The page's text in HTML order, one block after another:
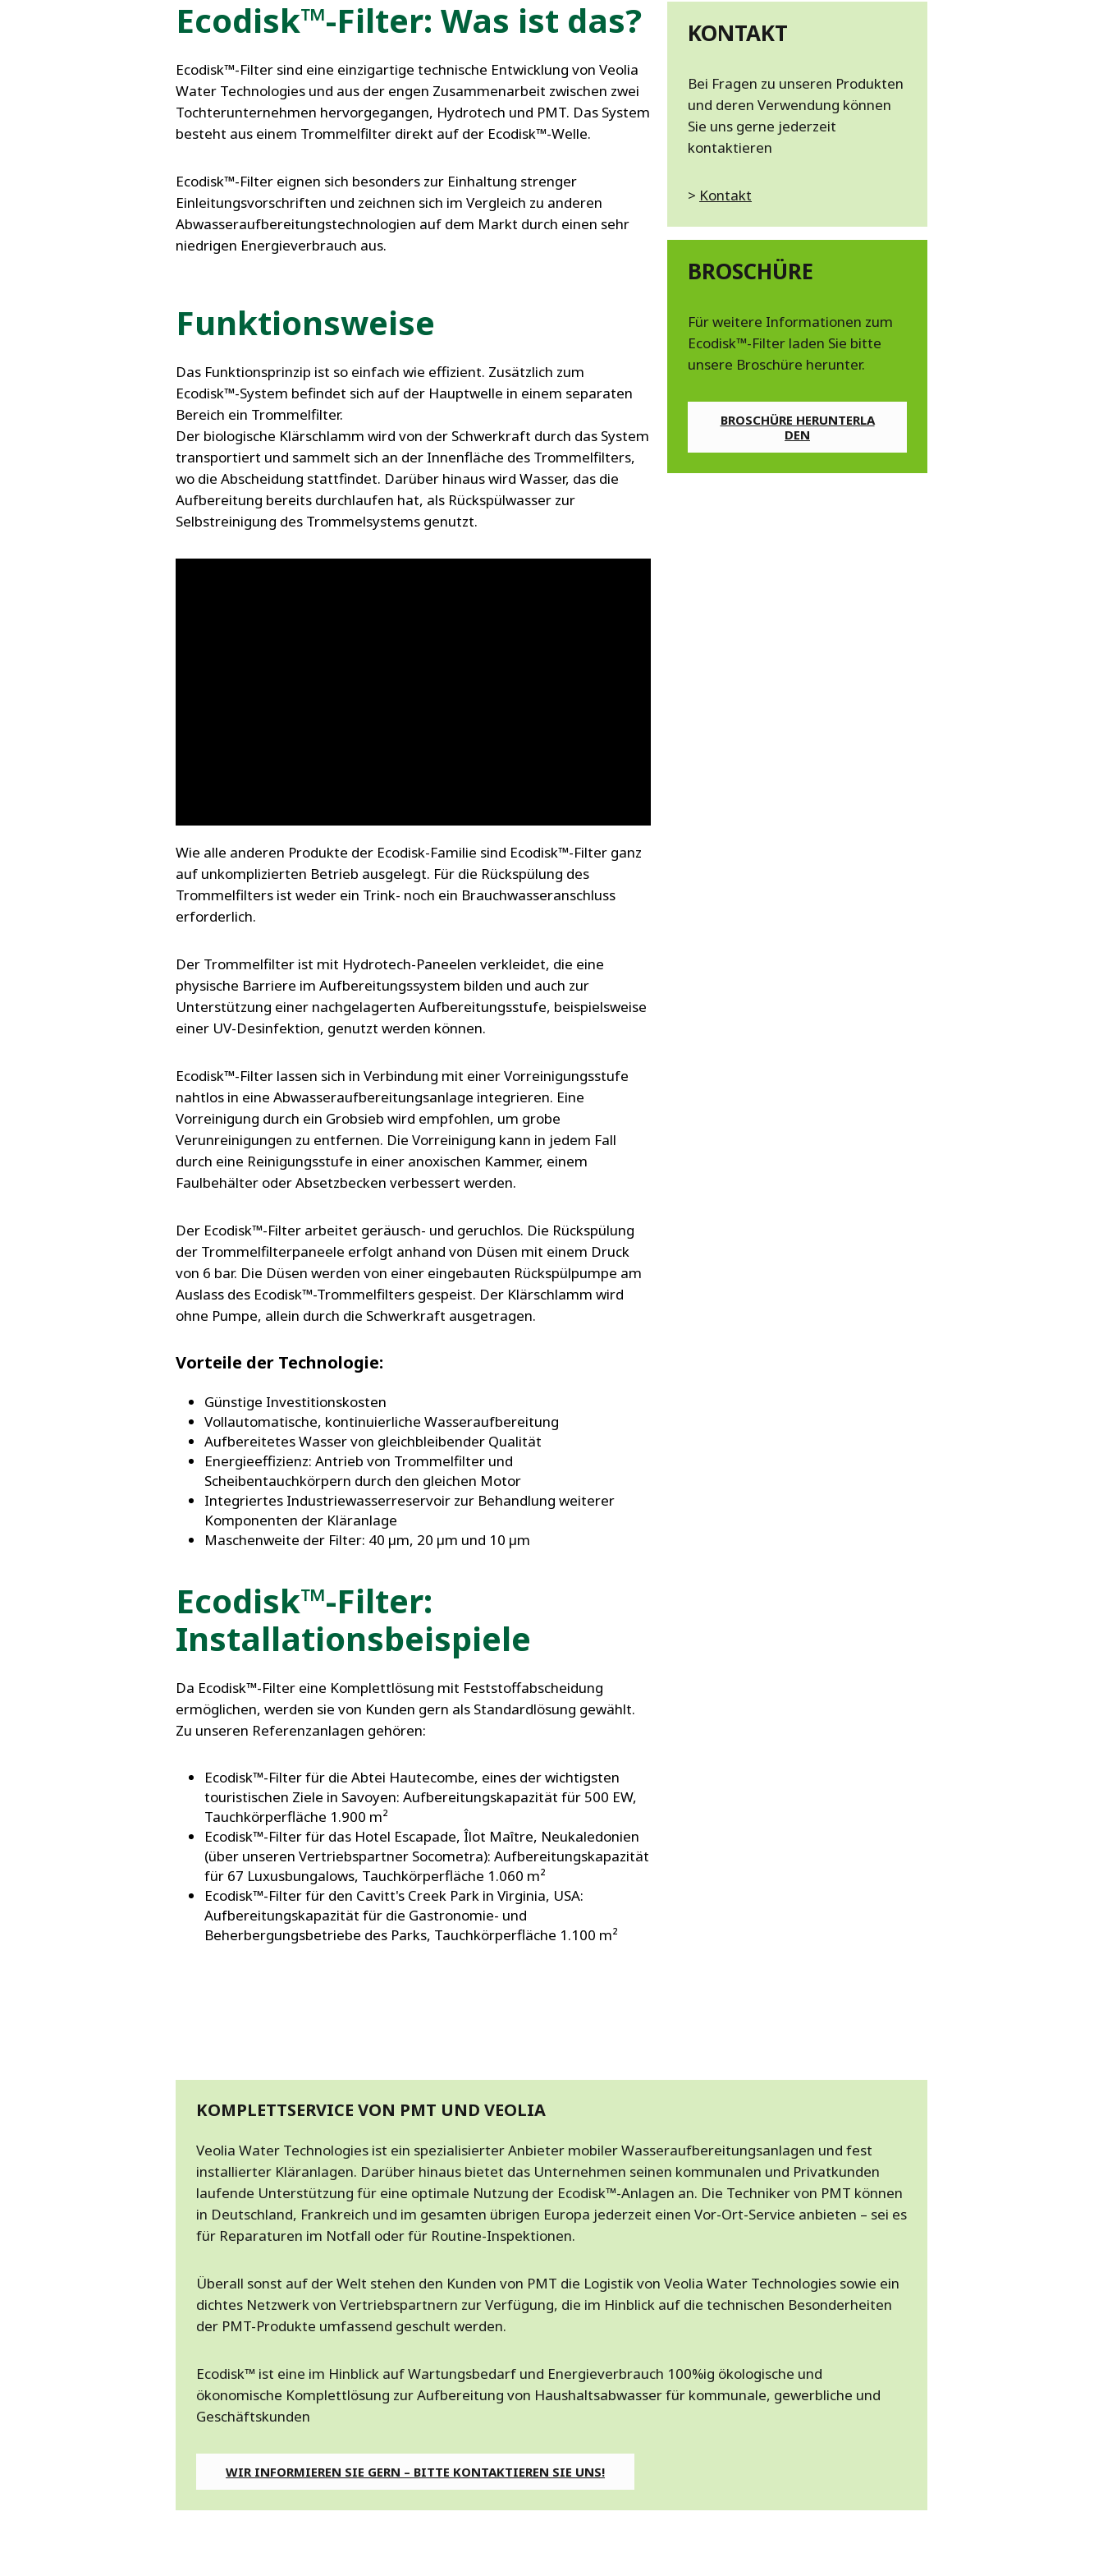
IRELAND
LATIN AMERICA
MIDDLE-EAST
NEDERLAND
NORGE
POLSKA
SOUTH EAST ASIA
SVERIGE
UNITED KINGDOM
OTV
SIDEM
WESTGARTH
WHITTIER
Ecodisk™-Filter: Was ist das?
Ecodisk™-Filter sind eine einzigartige technische Entwicklung von Veolia
Water Technologies und aus der engen Zusammenarbeit zwischen zwei
Tochterunternehmen hervorgegangen, Hydrotech und PMT. Das System
besteht aus einem Trommelfilter direkt auf der Ecodisk™-Welle.
Ecodisk™-Filter eignen sich besonders zur Einhaltung strenger
Einleitungsvorschriften und zeichnen sich im Vergleich zu anderen
Abwasseraufbereitungstechnologien auf dem Markt durch einen sehr
niedrigen Energieverbrauch aus.
Funktionsweise
Das Funktionsprinzip ist so einfach wie effizient. Zusätzlich zum
Ecodisk™-System befindet sich auf der Hauptwelle in einem separaten
Bereich ein Trommelfilter.
Der biologische Klärschlamm wird von der Schwerkraft durch das System
transportiert und sammelt sich an der Innenfläche des Trommelfilters,
wo die Abscheidung stattfindet. Darüber hinaus wird Wasser, das die
Aufbereitung bereits durchlaufen hat, als Rückspülwasser zur
Selbstreinigung des Trommelsystems genutzt.
Wie alle anderen Produkte der Ecodisk-Familie sind Ecodisk™-Filter ganz
auf unkomplizierten Betrieb ausgelegt. Für die Rückspülung des
Trommelfilters ist weder ein Trink- noch ein Brauchwasseranschluss
erforderlich.
Der Trommelfilter ist mit Hydrotech-Paneelen verkleidet, die eine
physische Barriere im Aufbereitungssystem bilden und auch zur
Unterstützung einer nachgelagerten Aufbereitungsstufe, beispielsweise
einer UV-Desinfektion, genutzt werden können.
Ecodisk™-Filter lassen sich in Verbindung mit einer Vorreinigungsstufe
nahtlos in eine Abwasseraufbereitungsanlage integrieren. Eine
Vorreinigung durch ein Grobsieb wird empfohlen, um grobe
Verunreinigungen zu entfernen. Die Vorreinigung kann in jedem Fall
durch eine Reinigungsstufe in einer anoxischen Kammer, einem
Faulbehälter oder Absetzbecken verbessert werden.
Der Ecodisk™-Filter arbeitet geräusch- und geruchlos. Die Rückspülung
der Trommelfilterpaneele erfolgt anhand von Düsen mit einem Druck
von 6 bar. Die Düsen werden von einer eingebauten Rückspülpumpe am
Auslass des Ecodisk™-Trommelfilters gespeist. Der Klärschlamm wird
ohne Pumpe, allein durch die Schwerkraft ausgetragen.
Vorteile der Technologie:
Günstige Investitionskosten
Vollautomatische, kontinuierliche Wasseraufbereitung
Aufbereitetes Wasser von gleichbleibender Qualität
Energieeffizienz: Antrieb von Trommelfilter und
Scheibentauchkörpern durch den gleichen Motor
Integriertes Industriewasserreservoir zur Behandlung weiterer
Komponenten der Kläranlage
Maschenweite der Filter: 40 µm, 20 µm und 10 µm
Ecodisk™-Filter:
Installationsbeispiele
Da Ecodisk™-Filter eine Komplettlösung mit Feststoffabscheidung
ermöglichen, werden sie von Kunden gern als Standardlösung gewählt.
Zu unseren Referenzanlagen gehören:
Ecodisk™-Filter für die Abtei Hautecombe, eines der wichtigsten
touristischen Ziele in Savoyen: Aufbereitungskapazität für 500 EW,
Tauchkörperfläche 1.900 m²
Ecodisk™-Filter für das Hotel Escapade, Îlot Maître, Neukaledonien
(über unseren Vertriebspartner Socometra): Aufbereitungskapazität
für 67 Luxusbungalows, Tauchkörperfläche 1.060 m²
Ecodisk™-Filter für den Cavitt's Creek Park in Virginia, USA:
Aufbereitungskapazität für die Gastronomie- und
Beherbergungsbetriebe des Parks, Tauchkörperfläche 1.100 m²
KONTAKT
Bei Fragen zu unseren Produkten
und deren Verwendung können
Sie uns gerne jederzeit
kontaktieren
> Kontakt
BROSCHÜRE
Für weitere Informationen zum
Ecodisk™-Filter laden Sie bitte
unsere Broschüre herunter.
BROSCHÜRE HERUNTERLA
DEN
KOMPLETTSERVICE VON PMT UND VEOLIA
Veolia Water Technologies ist ein spezialisierter Anbieter mobiler Wasseraufbereitungsanlagen und fest
installierter Kläranlagen. Darüber hinaus bietet das Unternehmen seinen kommunalen und Privatkunden
laufende Unterstützung für eine optimale Nutzung der Ecodisk™-Anlagen an. Die Techniker von PMT können
in Deutschland, Frankreich und im gesamten übrigen Europa jederzeit einen Vor-Ort-Service anbieten – sei es
für Reparaturen im Notfall oder für Routine-Inspektionen.
Überall sonst auf der Welt stehen den Kunden von PMT die Logistik von Veolia Water Technologies sowie ein
dichtes Netzwerk von Vertriebspartnern zur Verfügung, die im Hinblick auf die technischen Besonderheiten
der PMT-Produkte umfassend geschult werden.
Ecodisk™ ist eine im Hinblick auf Wartungsbedarf und Energieverbrauch 100%ig ökologische und
ökonomische Komplettlösung zur Aufbereitung von Haushaltsabwasser für kommunale, gewerbliche und
Geschäftskunden
WIR INFORMIEREN SIE GERN – BITTE KONTAKTIEREN SIE UNS!